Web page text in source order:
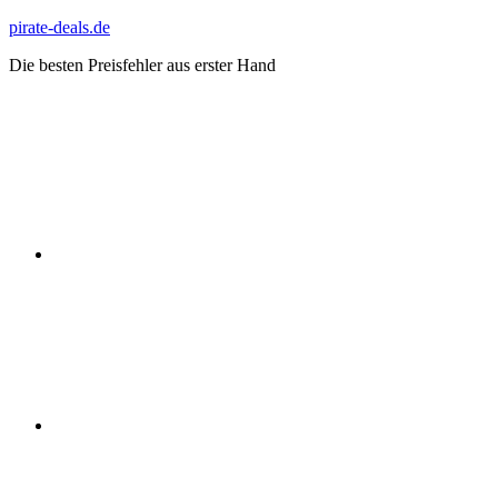
Zum
springen
pirate-deals.de
Die besten Preisfehler aus erster Hand